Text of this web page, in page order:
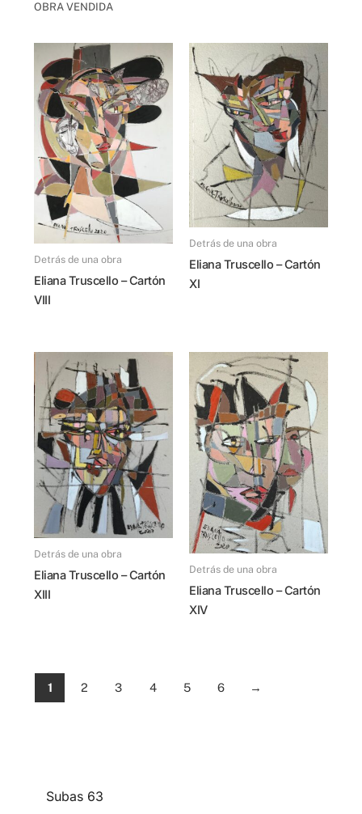
subas 63
OBRA VENDIDA
Detrás de una obra
Eliana Truscello – Cartón
VIII
Detrás de una obra
Eliana Truscello – Cartón
XI
Detrás de una obra
Eliana Truscello – Cartón
XIII
Detrás de una obra
Eliana Truscello – Cartón
XIV
1 2 3 4 5 6 →